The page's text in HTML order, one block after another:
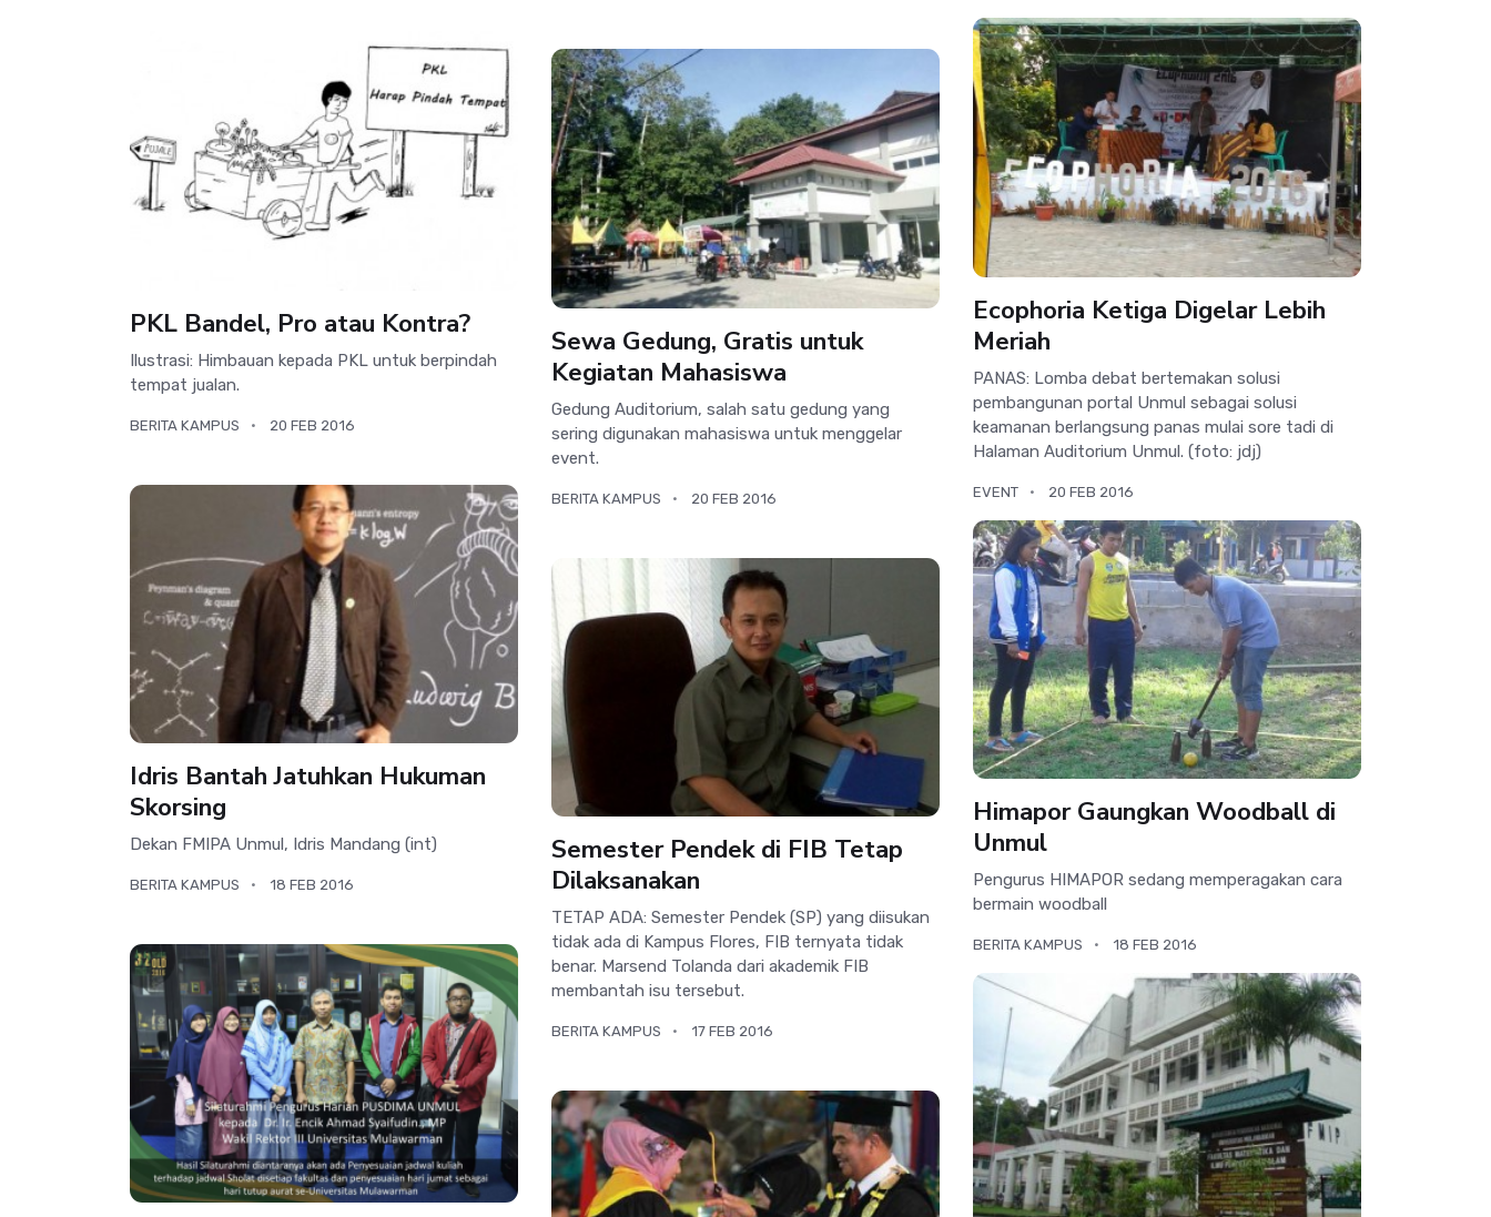
Ecophoria Ketiga Digelar Lebih
Meriah
PANAS: Lomba debat bertemakan solusi
pembangunan portal Unmul sebagai solusi
keamanan berlangsung panas mulai sore tadi di
Halaman Auditorium Unmul. (foto: jdj)
EVENT 20 FEB 2016
PKL Bandel, Pro atau Kontra?
Ilustrasi: Himbauan kepada PKL untuk berpindah
tempat jualan.
BERITA KAMPUS 20 FEB 2016
Sewa Gedung, Gratis untuk
Kegiatan Mahasiswa
Gedung Auditorium, salah satu gedung yang
sering digunakan mahasiswa untuk menggelar
event.
BERITA KAMPUS 20 FEB 2016
Idris Bantah Jatuhkan Hukuman
Skorsing
Dekan FMIPA Unmul, Idris Mandang (int)
BERITA KAMPUS 18 FEB 2016
Himapor Gaungkan Woodball di
Unmul
Pengurus HIMAPOR sedang memperagakan cara
bermain woodball
BERITA KAMPUS 18 FEB 2016
Semester Pendek di FIB Tetap
Dilaksanakan
TETAP ADA: Semester Pendek (SP) yang diisukan
tidak ada di Kampus Flores, FIB ternyata tidak
benar. Marsend Tolanda dari akademik FIB
membantah isu tersebut.
BERITA KAMPUS 17 FEB 2016